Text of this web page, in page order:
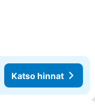
Katso hinnat